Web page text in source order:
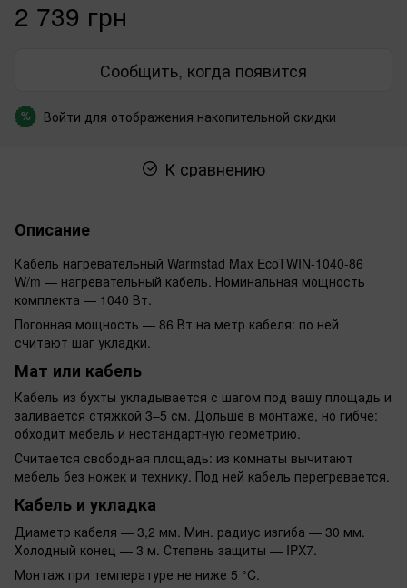
2 739 грн
Сообщить, когда появится
% Войти для отображения накопительной скидки
К сравнению
Описание
Кабель нагревательный Warmstad Max EcoTWIN-1040-86
W/m — нагревательный кабель. Номинальная мощность
комплекта — 1040 Вт.
Погонная мощность — 86 Вт на метр кабеля: по ней
считают шаг укладки.
Мат или кабель
Кабель из бухты укладывается с шагом под вашу площадь и
заливается стяжкой 3–5 см. Дольше в монтаже, но гибче:
обходит мебель и нестандартную геометрию.
Считается свободная площадь: из комнаты вычитают
мебель без ножек и технику. Под ней кабель перегревается.
Кабель и укладка
Диаметр кабеля — 3,2 мм. Мин. радиус изгиба — 30 мм.
Холодный конец — 3 м. Степень защиты — IPX7.
Монтаж при температуре не ниже 5 °C.